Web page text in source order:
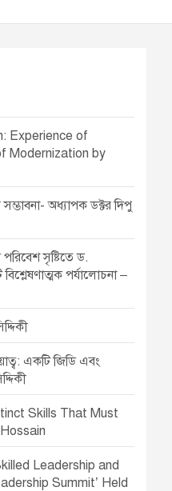
Experience of
Modernization by
অধ্যাপক ডক্টর দিপু
পরিবেশ সৃষ্টিতে ড.
পর্যালোচনা –
একটি জিডি এবং
Skills That Must
Leadership and
Summit’ Held